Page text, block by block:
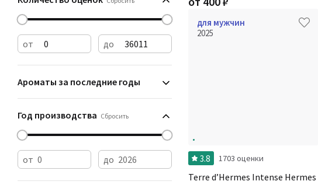
от до
Ароматы за последние годы
Год производства Сбросить
от до
для мужчин
2025
3.8 1703 оценки
Terre d’Hermes Intense Hermes